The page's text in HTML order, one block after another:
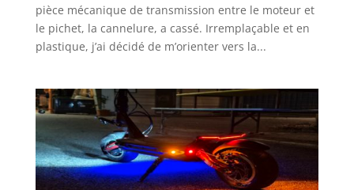
pièce mécanique de transmission entre le moteur et
le pichet, la cannelure, a cassé. Irremplaçable et en
plastique, j’ai décidé de m’orienter vers la...